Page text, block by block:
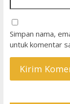
Simpan nama,
untuk komentar